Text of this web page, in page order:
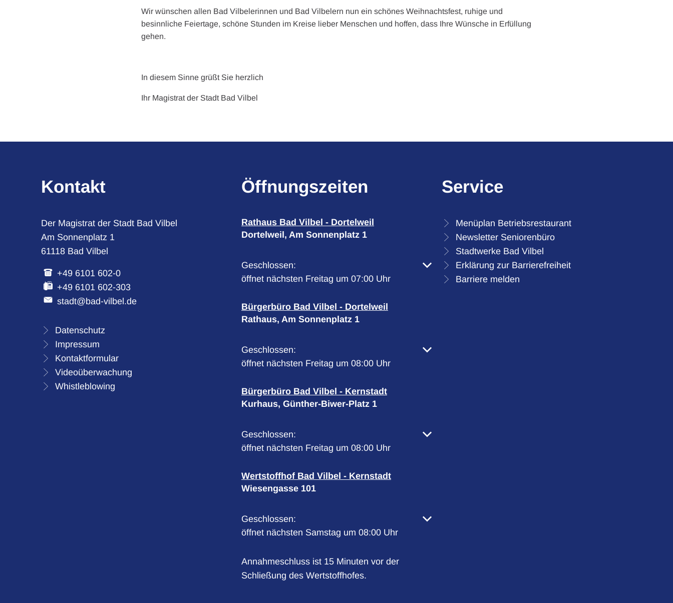
Wir wünschen allen Bad Vilbelerinnen und Bad Vilbelern nun ein schönes Weihnachtsfest, ruhige und
besinnliche Feiertage, schöne Stunden im Kreise lieber Menschen und hoffen, dass Ihre Wünsche in Erfüllung
gehen.
In diesem Sinne grüßt Sie herzlich
Ihr Magistrat der Stadt Bad Vilbel
Kontakt
Der Magistrat der Stadt Bad Vilbel
Am Sonnenplatz 1
61118 Bad Vilbel
+49 6101 602-0
+49 6101 602-303
stadt@bad-vilbel.de
Datenschutz
Impressum
Kontaktformular
Videoüberwachung
Whistleblowing
Öffnungszeiten
Rathaus Bad Vilbel - Dortelweil
Dortelweil, Am Sonnenplatz 1
Klicken, um weitere Öffnungs- oder Schließzeiten auszublenden
Geschlossen:
öffnet nächsten Freitag um 07:00 Uhr
Bürgerbüro Bad Vilbel - Dortelweil
Rathaus, Am Sonnenplatz 1
Klicken, um weitere Öffnungs- oder Schließzeiten auszublenden
Geschlossen:
öffnet nächsten Freitag um 08:00 Uhr
Bürgerbüro Bad Vilbel - Kernstadt
Kurhaus, Günther-Biwer-Platz 1
Klicken, um weitere Öffnungs- oder Schließzeiten auszublenden
Geschlossen:
öffnet nächsten Freitag um 08:00 Uhr
Wertstoffhof Bad Vilbel - Kernstadt
Wiesengasse 101
Klicken, um weitere Öffnungs- oder Schließzeiten auszublenden
Geschlossen:
öffnet nächsten Samstag um 08:00 Uhr
Annahmeschluss ist 15 Minuten vor der
Schließung des Wertstoffhofes.
Service
Menüplan Betriebsrestaurant
Newsletter Seniorenbüro
Stadtwerke Bad Vilbel
Erklärung zur Barrierefreiheit
Barriere melden